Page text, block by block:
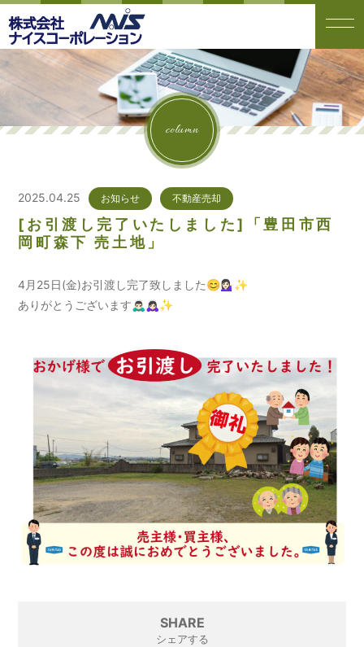
column
2025.04.25 お知らせ 不動産売却
[お引渡し完了いたしました]「豊田市西
岡町森下 売土地」
4月25日(金)お引渡し完了致しました😊💁🏻‍♀️✨
ありがとうございます🙇🏻‍♂️🙇🏻‍♀️✨
SHARE
シェアする